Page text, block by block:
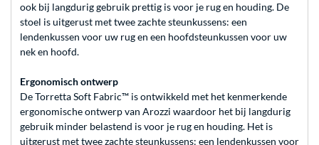
ook bij langdurig gebruik prettig is voor je rug en houding. De
stoel is uitgerust met twee zachte steunkussens: een
lendenkussen voor uw rug en een hoofdsteunkussen voor uw
nek en hoofd.
Ergonomisch ontwerp
De Torretta Soft Fabric™ is ontwikkeld met het kenmerkende
ergonomische ontwerp van Arozzi waardoor het bij langdurig
gebruik minder belastend is voor je rug en houding. Het is
uitgerust met twee zachte steunkussens: een lendenkussen voor